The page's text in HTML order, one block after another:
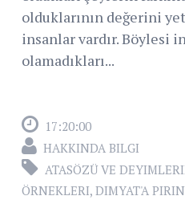
olduklarının değerini
insanlar vardır. Böylesi
olamadıkları...
17:20:00
HAKKINDA BILGI
ATASÖZÜ VE
ÖRNEKLERI, DIMYAT'A